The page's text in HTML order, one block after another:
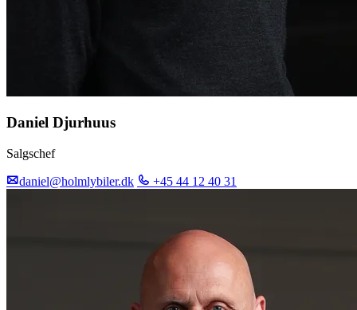
Daniel Djurhuus
Salgschef
daniel@holmlybiler.dk +45 44 12 40 31